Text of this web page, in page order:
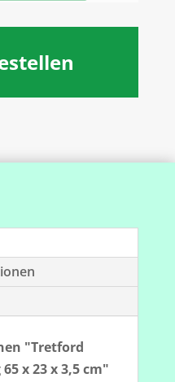
"Tretford
x 23 x 3,5 cm"